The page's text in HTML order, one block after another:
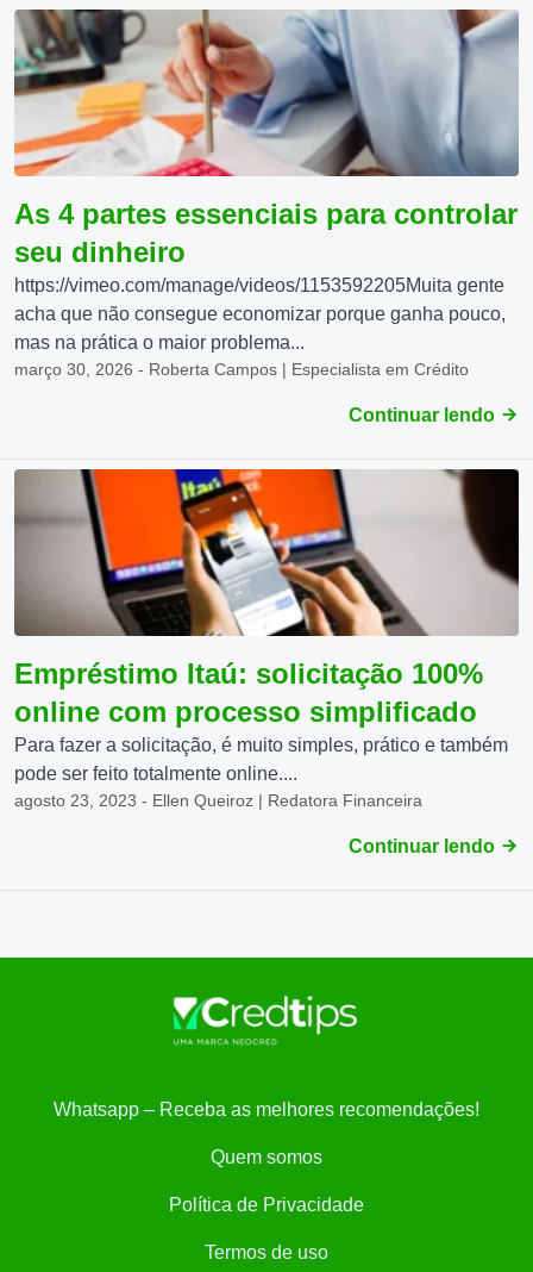
As 4 partes essenciais para controlar
seu dinheiro
https://vimeo.com/manage/videos/1153592205Muita gente
acha que não consegue economizar porque ganha pouco,
mas na prática o maior problema...
março 30, 2026 - Roberta Campos | Especialista em Crédito
Continuar lendo
Empréstimo Itaú: solicitação 100%
online com processo simplificado
Para fazer a solicitação, é muito simples, prático e também
pode ser feito totalmente online....
agosto 23, 2023 - Ellen Queiroz | Redatora Financeira
Continuar lendo
Whatsapp – Receba as melhores recomendações!
Quem somos
Política de Privacidade
Termos de uso